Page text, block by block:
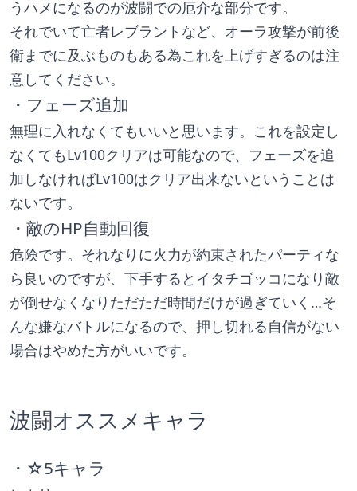
うハメになるのが波闘での厄介な部分です。
それでいて亡者レブラントなど、オーラ攻撃が前後
衛までに及ぶものもある為これを上げすぎるのは注
意してください。
・フェーズ追加
無理に入れなくてもいいと思います。これを設定し
なくてもLv100クリアは可能なので、フェーズを追
加しなければLv100はクリア出来ないということは
ないです。
・敵のHP自動回復
危険です。それなりに火力が約束されたパーティな
ら良いのですが、下手するとイタチゴッコになり敵
が倒せなくなりただただ時間だけが過ぎていく…そ
んな嫌なバトルになるので、押し切れる自信がない
場合はやめた方がいいです。
波闘オススメキャラ
・☆5キャラ